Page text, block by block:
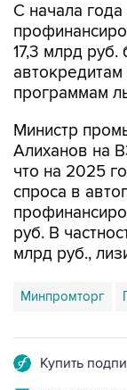
С начала
17,3 млрд
программам
Министр
Алиханов на
что на 2025
спроса в
руб. В
млрд руб.,
Минпромторг
Купить